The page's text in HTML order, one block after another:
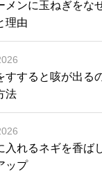
メンに玉ねぎをな
理由
すすると咳が出る
法
入れるネギを香ば
ップ